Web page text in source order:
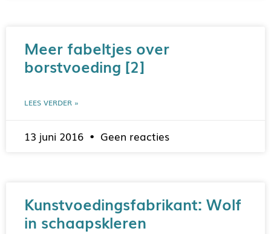
Meer fabeltjes over
borstvoeding [2]
LEES VERDER »
13 juni 2016 Geen reacties
Kunstvoedingsfabrikant: Wolf
in schaapskleren